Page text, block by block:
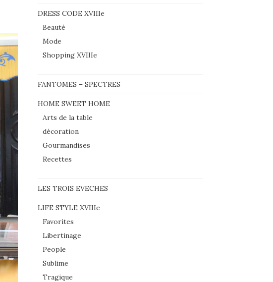
DRESS CODE XVIIIe
Beauté
Mode
Shopping XVIIIe
FANTOMES – SPECTRES
HOME SWEET HOME
Arts de la table
décoration
Gourmandises
Recettes
LES TROIS EVECHES
LIFE STYLE XVIIIe
Favorites
Libertinage
People
Sublime
Tragique